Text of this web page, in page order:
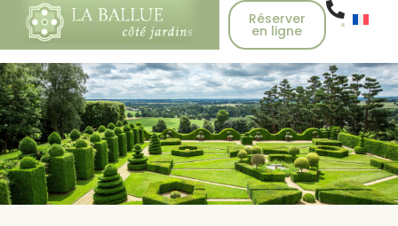
Réserver
en ligne